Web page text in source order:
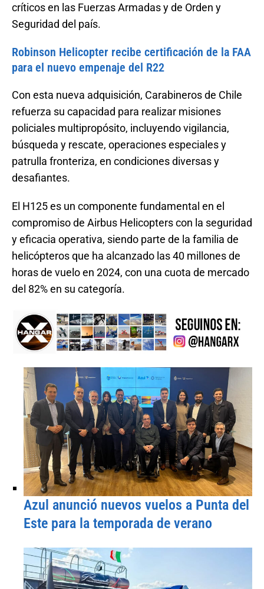
críticos en las Fuerzas Armadas y de Orden y
Seguridad del país.
Robinson Helicopter recibe certificación de la FAA
para el nuevo empenaje del R22
Con esta nueva adquisición, Carabineros de Chile
refuerza su capacidad para realizar misiones
policiales multipropósito, incluyendo vigilancia,
búsqueda y rescate, operaciones especiales y
patrulla fronteriza, en condiciones diversas y
desafiantes.
El H125 es un componente fundamental en el
compromiso de Airbus Helicopters con la seguridad
y eficacia operativa, siendo parte de la familia de
helicópteros que ha alcanzado las 40 millones de
horas de vuelo en 2024, con una cuota de mercado
del 82% en su categoría.
Azul anunció nuevos vuelos a Punta del
Este para la temporada de verano